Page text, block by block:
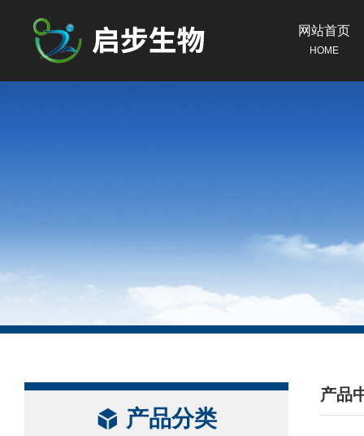
网站首页
HOME
产品分类
产品
/